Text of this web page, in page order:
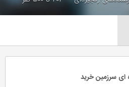
ای سرزمین خرید